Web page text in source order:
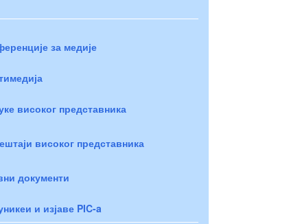
за медије
високог представника
високог представника
документи
и изјаве PIC-a